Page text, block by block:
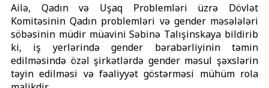
Ailə, Qadın və Uşaq Problemləri üzrə Dövlət
Komitəsinin Qadın problemləri və gender məsələləri
söbəsinin müdir müavini Səbinə Talışinskaya bildirib
ki, iş yerlərində gender bərabərliyinin təmin
edilməsində özəl şirkətlərdə gender məsul şəxslərin
təyin edilməsi və fəaliyyət göstərməsi mühüm rola